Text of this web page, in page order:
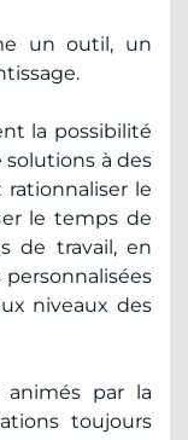
un outil, un
la possibilité
solutions à des
le
le temps de
de travail, en
niveaux des
animés par la
toujours